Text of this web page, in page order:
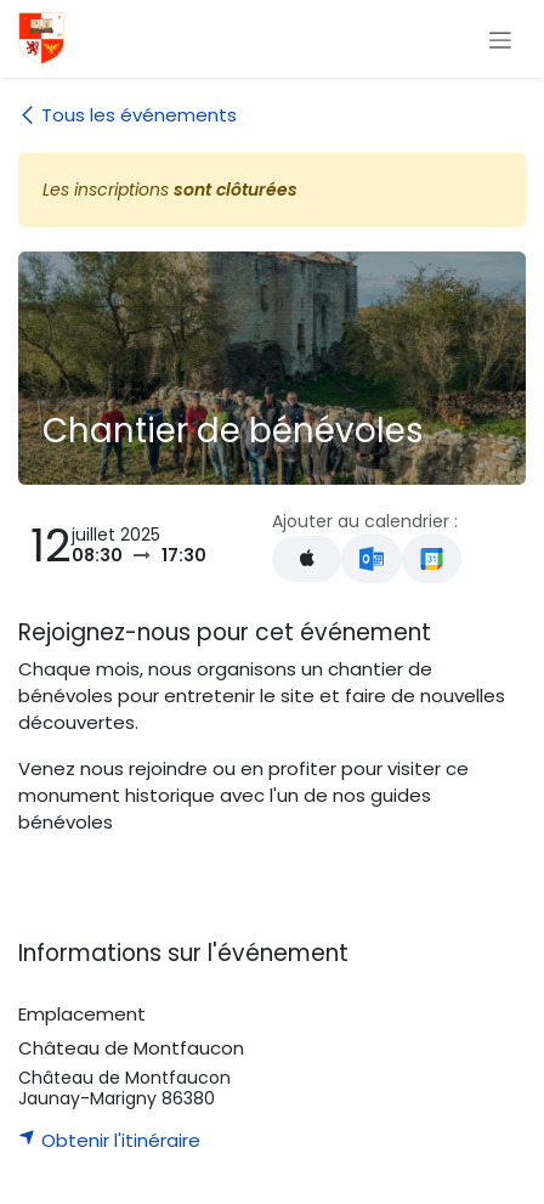
Se rendre au contenu
Tous les événements
Les inscriptions sont clôturées
Chantier de bénévoles
12juillet 2025
08:30
17:30
Ajouter au calendrier :
Rejoignez-nous pour cet événement
Chaque mois, nous organisons un chantier de
bénévoles pour entretenir le site et faire de nouvelles
découvertes.
Venez nous rejoindre ou en profiter pour visiter ce
monument historique avec l'un de nos guides
bénévoles
Informations sur l'événement
Emplacement
Château de Montfaucon
Château de Montfaucon
Jaunay-Marigny 86380
Obtenir l'itinéraire